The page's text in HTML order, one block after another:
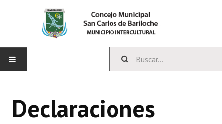
CONCEJO
Declaraciones